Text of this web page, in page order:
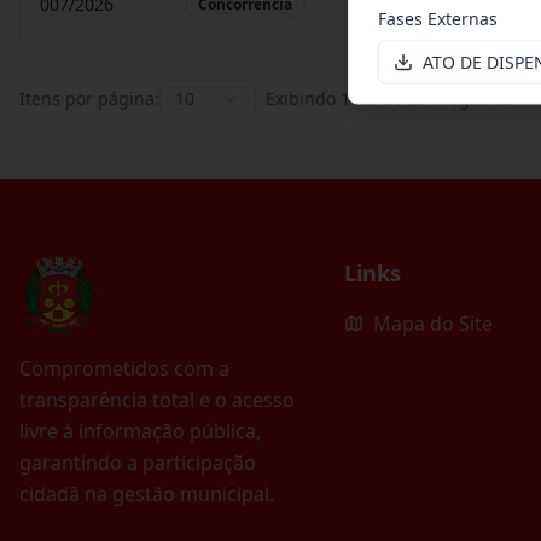
Concorrência
Itens por página: 10 Exibindo 1–10de251 registros
Comprometidos com a
transparência total e o acesso
livre à informação pública,
garantindo a participação
cidadã na gestão municipal.
Links
Mapa do Site
Fases Externas
ATO DE